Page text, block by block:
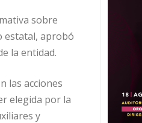
sobre
estatal, aprobó
la entidad.
las acciones
elegida por la
y